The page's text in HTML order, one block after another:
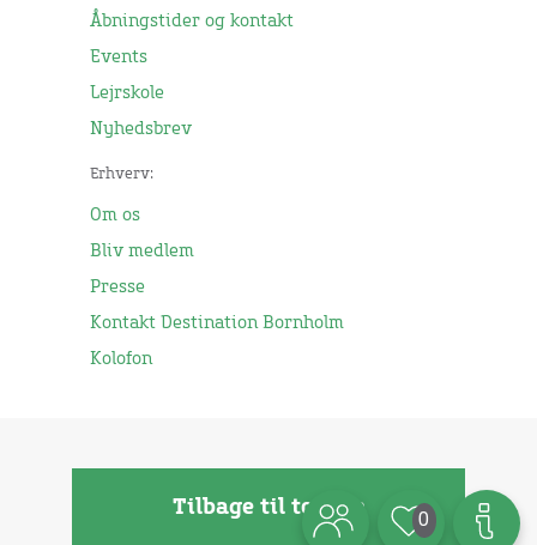
Åbningstider og kontakt
Events
Lejrskole
Nyhedsbrev
Erhverv:
Om os
Bliv medlem
Presse
Kontakt Destination Bornholm
Kolofon
Tilbage til toppen
0